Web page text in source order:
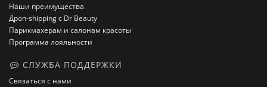
Наши преимущества
Дроп-shipping с Dr Beauty
Парикмахерам и салонам красоты
Программа лояльности
СЛУЖБА ПОДДЕРЖКИ
Связаться с нами